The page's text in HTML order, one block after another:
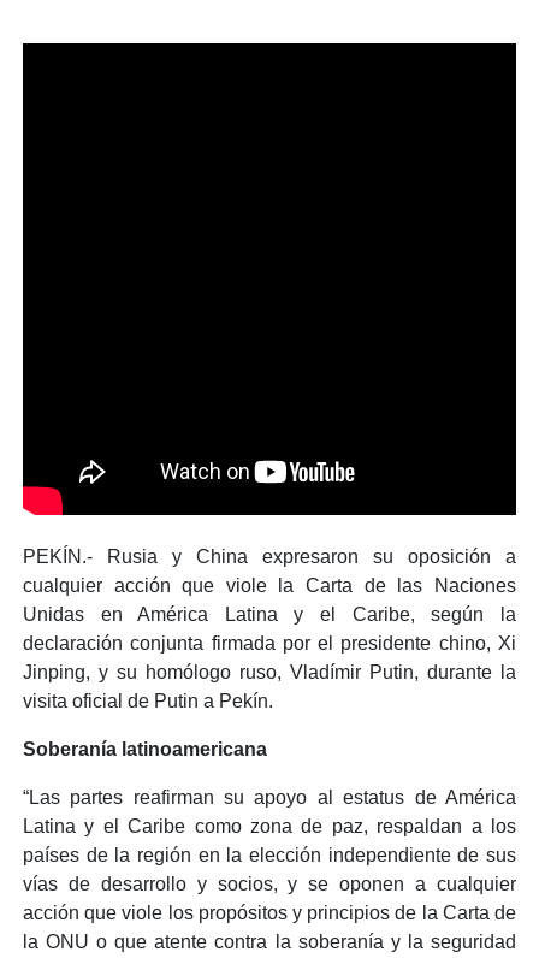
PEKÍN.- Rusia y China expresaron su oposición a
cualquier acción que viole la Carta de las Naciones
Unidas en América Latina y el Caribe, según la
declaración conjunta firmada por el presidente chino, Xi
Jinping, y su homólogo ruso, Vladímir Putin, durante la
visita oficial de Putin a Pekín.
Soberanía latinoamericana
“Las partes reafirman su apoyo al estatus de América
Latina y el Caribe como zona de paz, respaldan a los
países de la región en la elección independiente de sus
vías de desarrollo y socios, y se oponen a cualquier
acción que viole los propósitos y principios de la Carta de
la ONU o que atente contra la soberanía y la seguridad